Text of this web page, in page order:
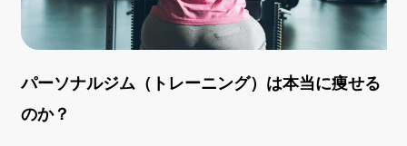
パーソナルジム（トレーニング）は本当に痩せる
のか？